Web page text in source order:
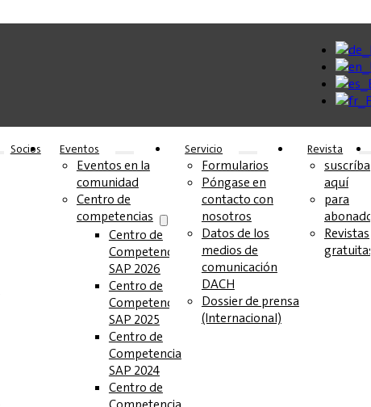
Socios Eventos
Eventos en la
comunidad
Centro de
competencias
Centro de
Competencia
SAP 2026
Centro de
Competencia
SAP 2025
Centro de
Competencia
SAP 2024
Centro de
Servicio
Formularios
Póngase en
contacto con
nosotros
Datos de los
medios de
comunicación
DACH
Dossier de prensa
(Internacional)
Revista
aquí
para
abonados
Revistas
gratuitas